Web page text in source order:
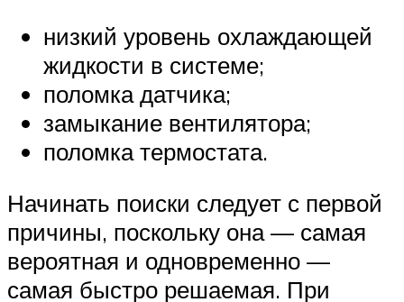
низкий уровень охлаждающей
жидкости в системе;
поломка датчика;
замыкание вентилятора;
поломка термостата.
Начинать поиски следует с первой
причины, поскольку она — самая
вероятная и одновременно —
самая быстро решаемая. При